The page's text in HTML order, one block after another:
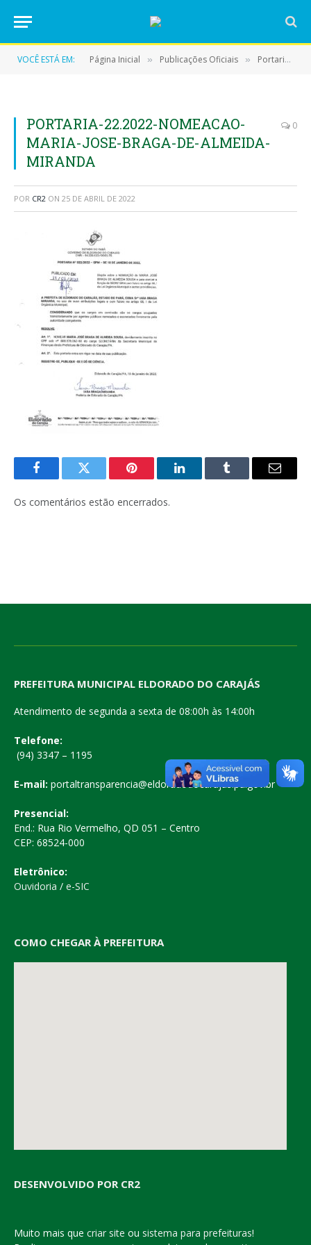
VOCÊ ESTÁ EM: Página Inicial » Publicações Oficiais » Portarias
PORTARIA-22.2022-NOMEACAO-
MARIA-JOSE-BRAGA-DE-ALMEIDA-
MIRANDA
0
POR CR2 ON 25 DE ABRIL DE 2022
FacebookTwitter Pinterest LinkedInTumblr
E-
Os comentários estão encerrados.
PREFEITURA MUNICIPAL ELDORADO DO CARAJÁS
Atendimento de segunda a sexta de 08:00h às 14:00h
Telefone:
(94) 3347 – 1195
E-mail: portaltransparencia@eldoradodocarajas.pa.gov.br
Presencial:
End.: Rua Rio Vermelho, QD 051 – Centro
CEP: 68524-000
Eletrônico:
Ouvidoria / e-SIC
COMO CHEGAR À PREFEITURA
DESENVOLVIDO POR CR2
Muito mais que criar site ou sistema para prefeituras!